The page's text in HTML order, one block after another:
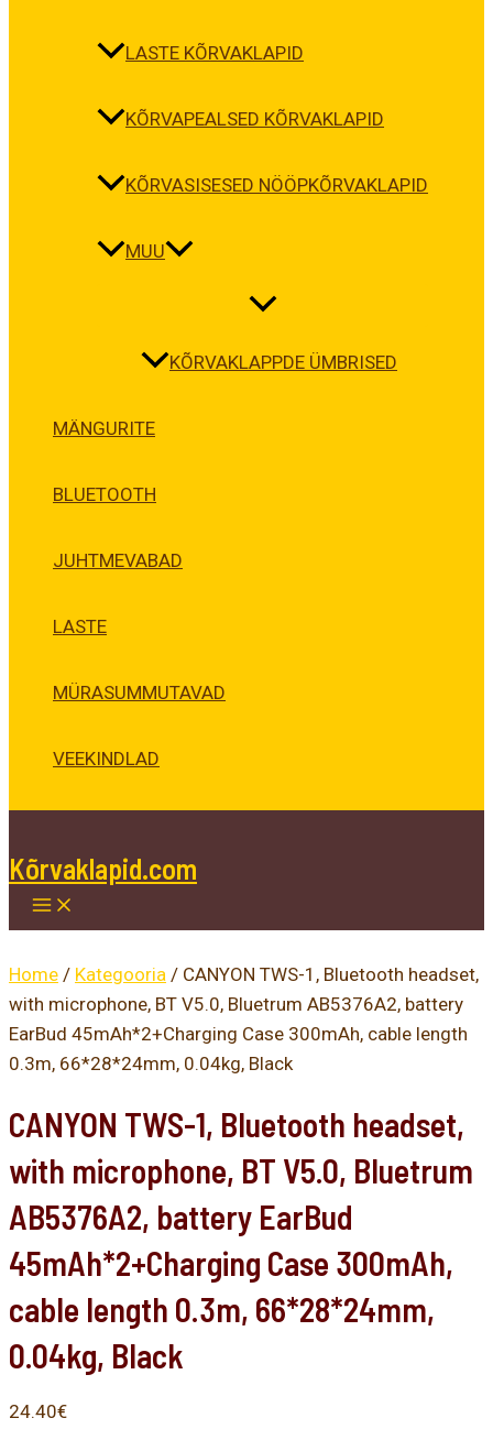
LASTE KÕRVAKLAPID
KÕRVAPEALSED KÕRVAKLAPID
KÕRVASISESED NÖÖPKÕRVAKLAPID
MUU
KÕRVAKLAPPDE ÜMBRISED
MÄNGURITE
BLUETOOTH
JUHTMEVABAD
LASTE
MÜRASUMMUTAVAD
VEEKINDLAD
Kõrvaklapid.com
Home / Kategooria / CANYON TWS-1, Bluetooth headset,
with microphone, BT V5.0, Bluetrum AB5376A2, battery
EarBud 45mAh*2+Charging Case 300mAh, cable length
0.3m, 66*28*24mm, 0.04kg, Black
CANYON TWS-1, Bluetooth headset,
with microphone, BT V5.0, Bluetrum
AB5376A2, battery EarBud
45mAh*2+Charging Case 300mAh,
cable length 0.3m, 66*28*24mm,
0.04kg, Black
24.40€